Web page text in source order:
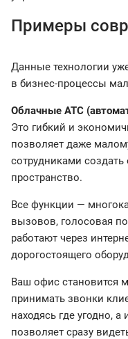
Примеры
Данные технологии
в бизнес-процессы
Облачные АТС
Это гибкий и
позволяет даже
сотрудниками
пространство.
Все функции —
вызовов, голосовая
работают через
дорогостоящего
Ваш офис становится
принимать звонки
находясь где угодно, а
позволяет сразу